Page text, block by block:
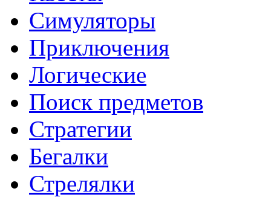
Симуляторы
Приключения
Логические
Поиск предметов
Стратегии
Бегалки
Стрелялки